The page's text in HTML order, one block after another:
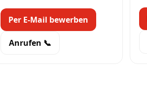
Per E-Mail bewerben
Anrufen 📞